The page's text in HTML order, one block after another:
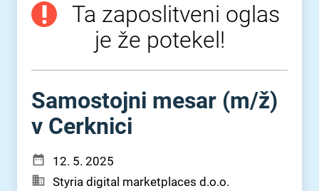
Ta zaposlitveni oglas
je že potekel!
Samostojni mesar (m⁠/⁠ž)
v Cerknici
12. 5. 2025
Styria digital marketplaces d.o.o.